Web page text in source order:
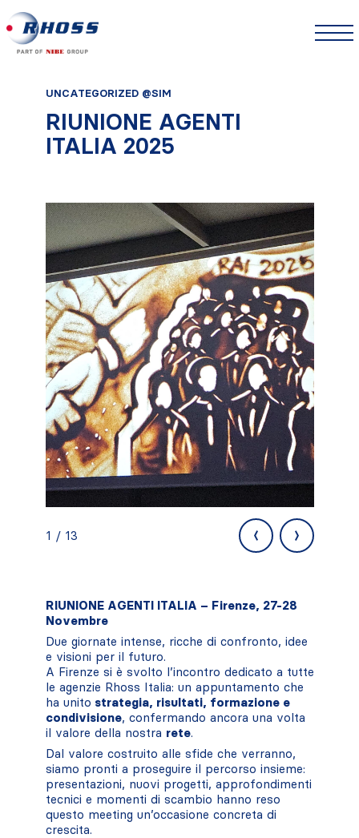
UNCATEGORIZED @SIM
RIUNIONE AGENTI
ITALIA 2025
1 / 13 ‹ ›
RIUNIONE AGENTI ITALIA – Firenze, 27-28
Novembre
Due giornate intense, ricche di confronto, idee
e visioni per il futuro.
A Firenze si è svolto l’incontro dedicato a tutte
le agenzie Rhoss Italia: un appuntamento che
ha unito strategia, risultati, formazione e
condivisione, confermando ancora una volta
il valore della nostra rete.
Dal valore costruito alle sfide che verranno,
siamo pronti a proseguire il percorso insieme:
presentazioni, nuovi progetti, approfondimenti
tecnici e momenti di scambio hanno reso
questo meeting un’occasione concreta di
crescita.